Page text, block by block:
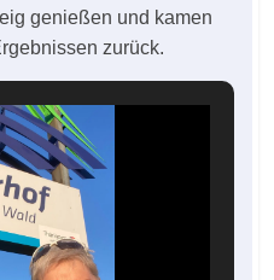
genießen und kamen
zurück.